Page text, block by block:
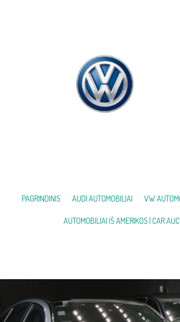
PAGRINDINIS AUDI AUTOMOBILIAI VW
AUTOMOBILIAI IŠ AMERIKOS | CAR